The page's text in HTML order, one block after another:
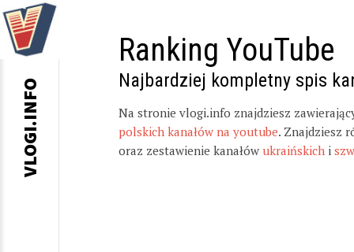
Ranking YouTube
Najbardziej kompletny spis
Na stronie vlogi.info znajdziesz
polskich kanałów na youtube. Znajdziesz
oraz zestawienie kanałów ukraińskich i
VLOGI.INFO